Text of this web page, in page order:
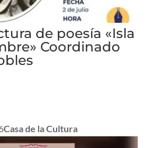
de poesía «Isla
Coordinado
Casa de la Cultura